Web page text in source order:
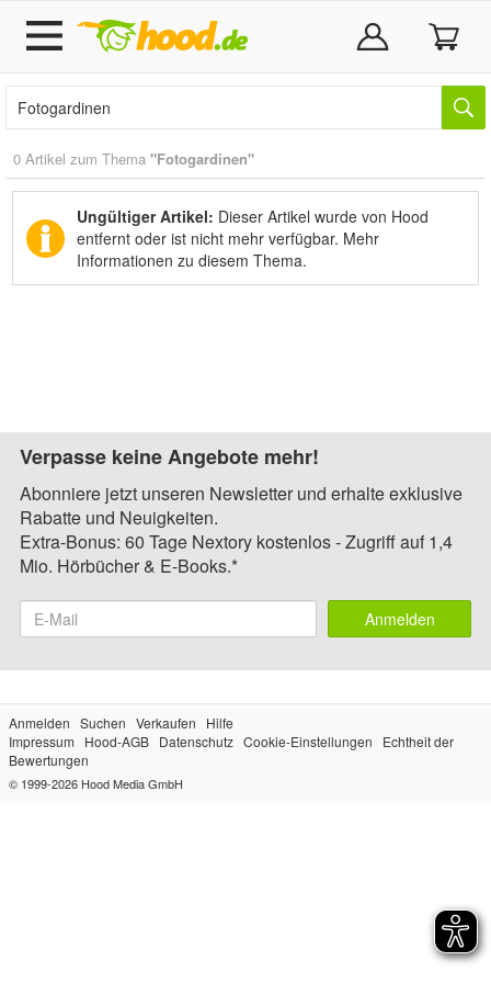
0 Artikel zum Thema "Fotogardinen"
Ungültiger Artikel: Dieser Artikel wurde von Hood
entfernt oder ist nicht mehr verfügbar. Mehr
Informationen zu diesem Thema.
Verpasse keine Angebote mehr!
Abonniere jetzt unseren Newsletter und erhalte exklusive
Rabatte und Neuigkeiten.
Extra-Bonus: 60 Tage Nextory kostenlos - Zugriff auf 1,4
Mio. Hörbücher & E-Books.*
Anmelden
Anmelden Suchen Verkaufen
Hilfe
Impressum
Hood-AGB Datenschutz Cookie-Einstellungen
Echtheit der
Bewertungen
© 1999-2026 Hood Media GmbH